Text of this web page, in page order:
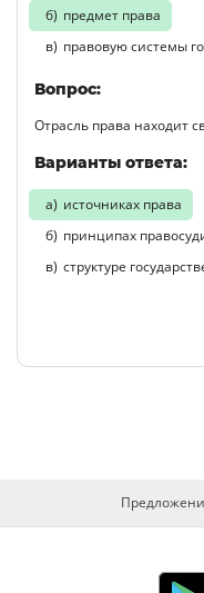
предмет права
правовую системы
Вопрос:
Отрасль права находит
Варианты ответа:
источниках права
принципах
структуре